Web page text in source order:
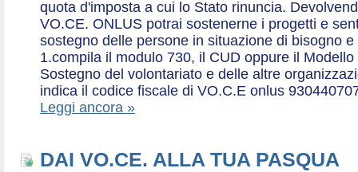
quota d'imposta a cui lo Stato rinuncia.
VO.CE. ONLUS potrai sostenerne i progetti e
sostegno delle persone in situazione di bisogno
1.compila il modulo 730, il CUD oppure il
Sostegno del volontariato e delle altre
indica il codice fiscale di VO.C.E onlus
Leggi ancora »
DAI VO.CE. ALLA TUA PASQUA